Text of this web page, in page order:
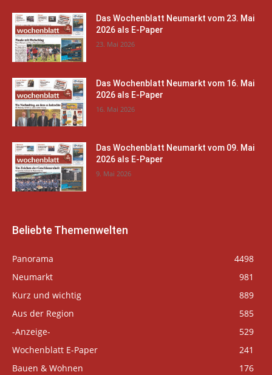
Das Wochenblatt Neumarkt vom 23. Mai
2026 als E-Paper
23. Mai 2026
Das Wochenblatt Neumarkt vom 16. Mai
2026 als E-Paper
16. Mai 2026
Das Wochenblatt Neumarkt vom 09. Mai
2026 als E-Paper
9. Mai 2026
Beliebte Themenwelten
Panorama
4498
Neumarkt
981
Kurz und wichtig
889
Aus der Region
585
-Anzeige-
529
Wochenblatt E-Paper
241
Bauen & Wohnen
176